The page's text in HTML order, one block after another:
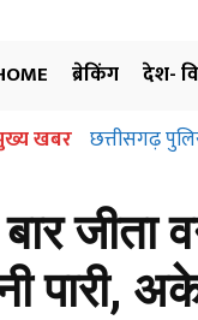
ब्रेकिंग देश-
खबर छत्तीसगढ़
पारी,